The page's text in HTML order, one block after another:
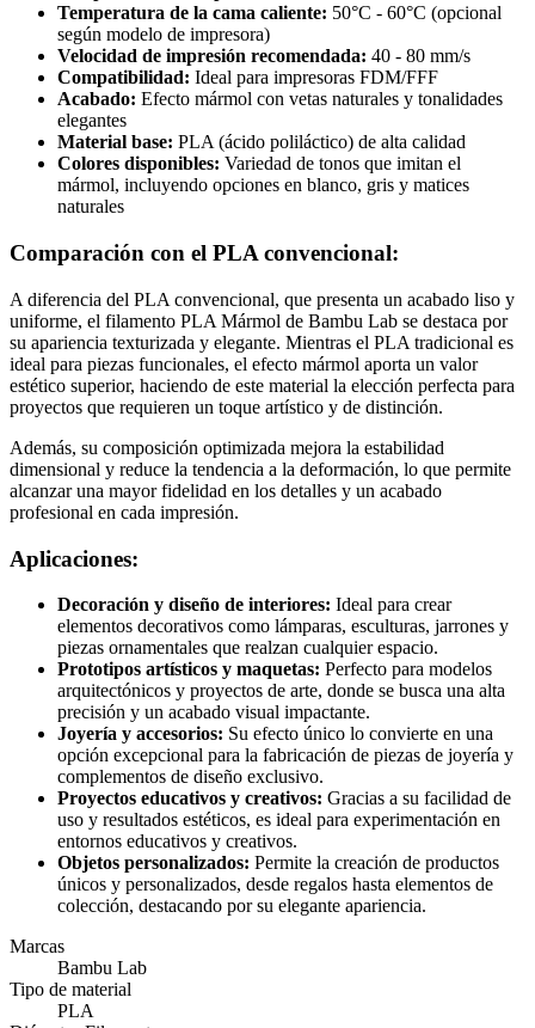
Temperatura de la cama caliente: 50°C - 60°C (opcional
según modelo de impresora)
Velocidad de impresión recomendada: 40 - 80 mm/s
Compatibilidad: Ideal para impresoras FDM/FFF
Acabado: Efecto mármol con vetas naturales y tonalidades
elegantes
Material base: PLA (ácido poliláctico) de alta calidad
Colores disponibles: Variedad de tonos que imitan el
mármol, incluyendo opciones en blanco, gris y matices
naturales
Comparación con el PLA convencional:
A diferencia del PLA convencional, que presenta un acabado liso y
uniforme, el filamento PLA Mármol de Bambu Lab se destaca por
su apariencia texturizada y elegante. Mientras el PLA tradicional es
ideal para piezas funcionales, el efecto mármol aporta un valor
estético superior, haciendo de este material la elección perfecta para
proyectos que requieren un toque artístico y de distinción.
Además, su composición optimizada mejora la estabilidad
dimensional y reduce la tendencia a la deformación, lo que permite
alcanzar una mayor fidelidad en los detalles y un acabado
profesional en cada impresión.
Aplicaciones:
Decoración y diseño de interiores: Ideal para crear
elementos decorativos como lámparas, esculturas, jarrones y
piezas ornamentales que realzan cualquier espacio.
Prototipos artísticos y maquetas: Perfecto para modelos
arquitectónicos y proyectos de arte, donde se busca una alta
precisión y un acabado visual impactante.
Joyería y accesorios: Su efecto único lo convierte en una
opción excepcional para la fabricación de piezas de joyería y
complementos de diseño exclusivo.
Proyectos educativos y creativos: Gracias a su facilidad de
uso y resultados estéticos, es ideal para experimentación en
entornos educativos y creativos.
Objetos personalizados: Permite la creación de productos
únicos y personalizados, desde regalos hasta elementos de
colección, destacando por su elegante apariencia.
Marcas
Bambu Lab
Tipo de material
PLA